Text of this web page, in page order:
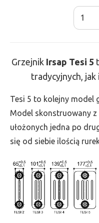
ilość
Grzejnik
-
wys.
750,
szer.
1305,
3403
Grzejnik Irsap Tesi 5
tradycyjnych,
Tesi 5 to kolejny model
Model skonstruowany
ułożonych jedna po
się od siebie ilością